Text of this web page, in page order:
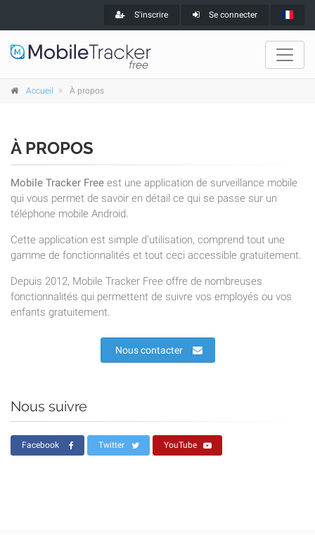
S'inscrire Se connecter
Accueil À propos
À PROPOS
Mobile Tracker Free est une application de surveillance mobile
qui vous permet de savoir en détail ce qui se passe sur un
téléphone mobile Android.
Cette application est simple d'utilisation, comprend tout une
gamme de fonctionnalités et tout ceci accessible gratuitement.
Depuis 2012, Mobile Tracker Free offre de nombreuses
fonctionnalités qui permettent de suivre vos employés ou vos
enfants gratuitement.
Nous contacter
Nous suivre
Facebook Twitter YouTube